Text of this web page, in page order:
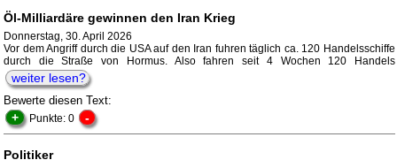
Öl-Milliardäre gewinnen den Iran Krieg
Donnerstag, 30. April 2026
Vor dem Angriff durch die USA auf den Iran fuhren täglich ca. 120 Handelsschiffe
durch die Straße von Hormus. Also fahren seit 4 Wochen 120 Handels
weiter lesen?
Bewerte diesen Text:
+ Punkte: 0 -
Politiker